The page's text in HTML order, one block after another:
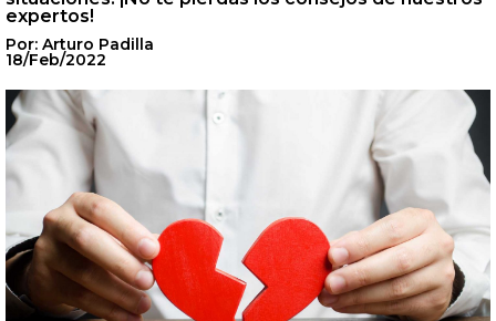
expertos!
Por: Arturo Padilla
18/Feb/2022